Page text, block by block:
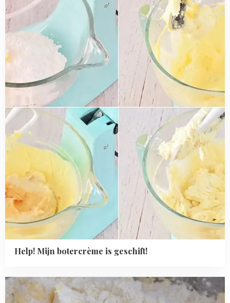
Help! Mijn botercrème is geschift!
about
Help!
Mijn
is
Read
more